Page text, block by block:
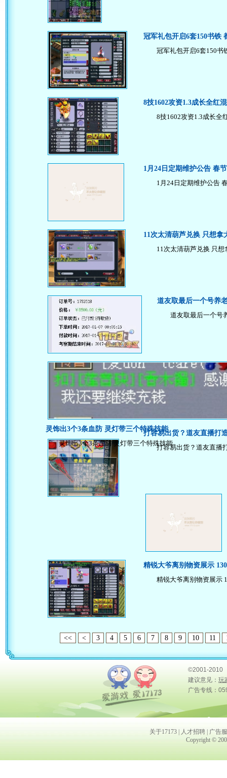
冠军礼包开启6套150书铁
冠军礼包开启6套150书
8技1602攻资1.3成长全红
8技1602攻资1.3成长全
1月24日定期维护公告 春
1月24日定期维护公告 春
11次太清葫芦兑换 只想拿
11次太清葫芦兑换 只想
道友取最后一个号养
道友取最后一个号养
灵饰出3个3条血防 灵灯带三个特殊技能
灵饰出3个3条血防 灵灯带三个特殊技能
打容易出货？道友直播打
打容易出货？道友直播
精锐大爷离别物资展示
精锐大爷离别物资展示
<< < 3 4 5 6 7 8 9 10 11
©2001-2010
建议意见： 玩
广告专线：
关于17173 人才招聘
广告
Copyright ©